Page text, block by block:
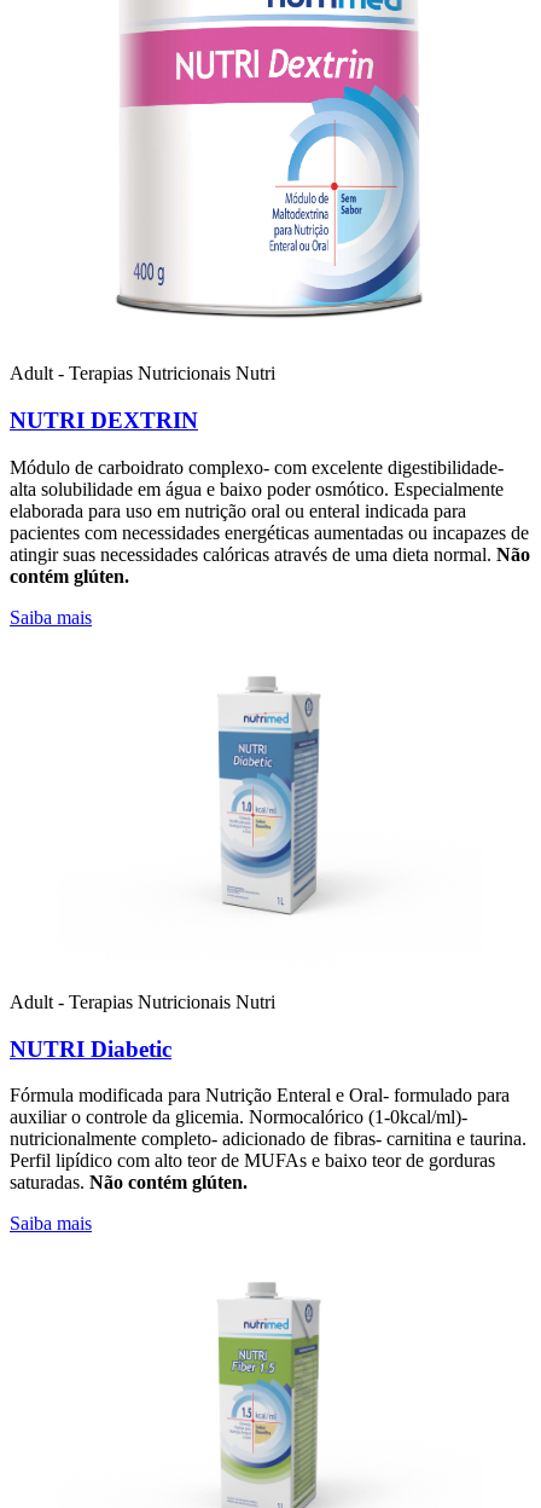
Adult - Terapias Nutricionais Nutri
NUTRI DEXTRIN
Módulo de carboidrato complexo- com excelente digestibilidade-
alta solubilidade em água e baixo poder osmótico. Especialmente
elaborada para uso em nutrição oral ou enteral indicada para
pacientes com necessidades energéticas aumentadas ou incapazes de
atingir suas necessidades calóricas através de uma dieta normal. Não
contém glúten.
Saiba mais
Adult - Terapias Nutricionais Nutri
NUTRI Diabetic
Fórmula modificada para Nutrição Enteral e Oral- formulado para
auxiliar o controle da glicemia. Normocalórico (1-0kcal/ml)-
nutricionalmente completo- adicionado de fibras- carnitina e taurina.
Perfil lipídico com alto teor de MUFAs e baixo teor de gorduras
saturadas. Não contém glúten.
Saiba mais